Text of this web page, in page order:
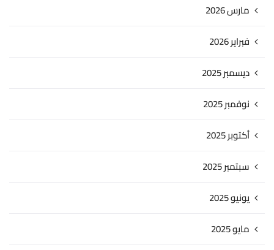
مارس 2026
فبراير 2026
ديسمبر 2025
نوفمبر 2025
أكتوبر 2025
سبتمبر 2025
يونيو 2025
مايو 2025